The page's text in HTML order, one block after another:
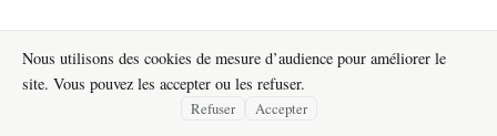
Nous utilisons des cookies de mesure d’audience pour améliorer le
site. Vous pouvez les accepter ou les refuser.
Refuser Accepter